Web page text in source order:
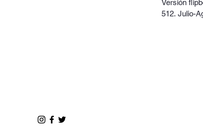
Versión
512. Julio-